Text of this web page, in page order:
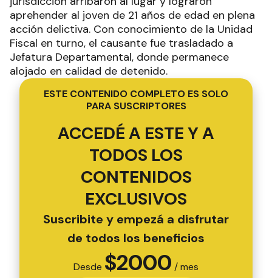
aprehender al joven de 21 años de edad en plena
acción delictiva. Con conocimiento de la Unidad
Fiscal en turno, el causante fue trasladado a
Jefatura Departamental, donde permanece
alojado en calidad de detenido.
ESTE CONTENIDO COMPLETO ES SOLO
PARA SUSCRIPTORES
ACCEDÉ A ESTE Y A
TODOS LOS
CONTENIDOS
EXCLUSIVOS
Suscribite y empezá a disfrutar
de todos los beneficios
Desde $2000 / mes